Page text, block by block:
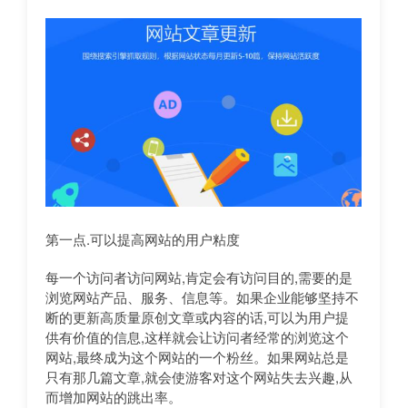
第一点.可以提高网站的用户粘度
每一个访问者访问网站,肯定会有访问目的,需要的是
浏览网站产品、服务、信息等。如果企业能够坚持不
断的更新高质量原创文章或内容的话,可以为用户提
供有价值的信息,这样就会让访问者经常的浏览这个
网站,最终成为这个网站的一个粉丝。如果网站总是
只有那几篇文章,就会使游客对这个网站失去兴趣,从
而增加网站的跳出率。